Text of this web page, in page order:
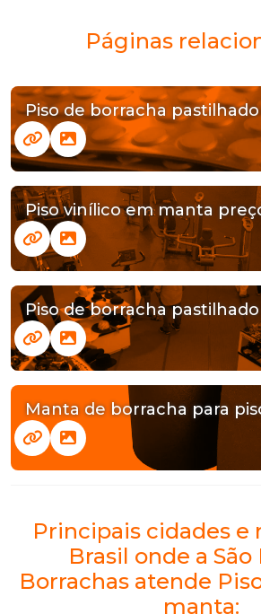
Páginas
Piso de borracha
Piso vinílico em manta
Piso de borracha
Manta de borracha para
Principais cidades e
Brasil onde a
Borrachas atende
manta: